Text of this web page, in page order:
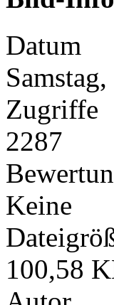
Datum
Zugriffe
2287
Keine
100,58